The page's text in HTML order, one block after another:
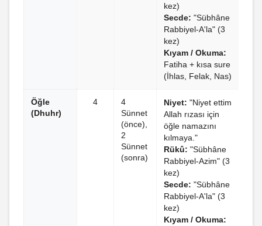
kez)
Secde: "Sübhâne
Rabbiyel-A'la" (3
kez)
Kıyam / Okuma:
Fatiha + kısa sure
(İhlas, Felak, Nas)
Öğle
(Dhuhr)
4
4
Sünnet
(önce),
2
Sünnet
(sonra)
Niyet: "Niyet ettim
Allah rızası için
öğle namazını
kılmaya."
Rükû: "Sübhâne
Rabbiyel-Azim" (3
kez)
Secde: "Sübhâne
Rabbiyel-A'la" (3
kez)
Kıyam / Okuma: